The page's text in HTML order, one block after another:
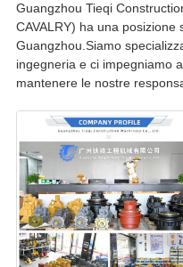
Guangzhou Tieqi
CAVALRY) ha una
Guangzhou.Siamo
ingegneria e ci impegniamo
mantenere le nostre